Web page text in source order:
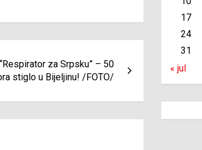
za Srpsku” – 50
stiglo u Bijeljinu! /FOTO/
17
24
31
« jul